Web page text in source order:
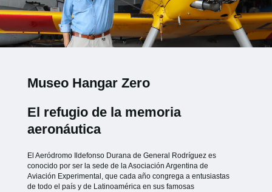
Museo Hangar Zero
El refugio de la memoria
aeronáutica
El Aeródromo Ildefonso Durana de General Rodríguez es
conocido por ser la sede de la Asociación Argentina de
Aviación Experimental, que cada año congrega a entusiastas
de todo el país y de Latinoamérica en sus famosas